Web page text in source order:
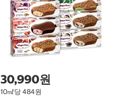
30,990원
10㎖당 484원